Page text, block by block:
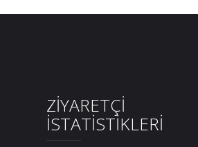
ZİYARETÇİ
İSTATİSTİKLERİ